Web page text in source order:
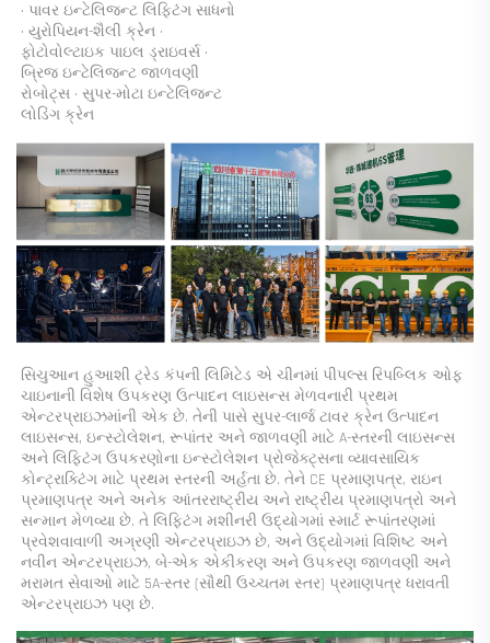
· પાવર ઇન્ટેલિજન્ટ લિફ્ટિંગ સાધનો
· યુરોપિયન-શૈલી ક્રેન ·
ફોટોવોલ્ટાઇક પાઇલ ડ્રાઇવર્સ ·
બ્રિજ ઇન્ટેલિજન્ટ જાળવણી
રોબોટ્સ · સુપર-મોટા ઇન્ટેલિજન્ટ
લોડિંગ ક્રેન
સિચુઆન હુઆશી ટ્રેડ કંપની લિમિટેડ એ ચીનમાં પીપલ્સ રિપબ્લિક ઓફ
ચાઇનાની વિશેષ ઉપકરણ ઉત્પાદન લાઇસન્સ મેળવનારી પ્રથમ
એન્ટરપ્રાઇઝમાંની એક છે. તેની પાસે સુપર-લાર્જ ટાવર ક્રેન ઉત્પાદન
લાઇસન્સ, ઇન્સ્ટોલેશન, રૂપાંતર અને જાળવણી માટે A-સ્તરની લાઇસન્સ
અને લિફ્ટિંગ ઉપકરણોના ઇન્સ્ટોલેશન પ્રોજેક્ટ્સના વ્યાવસાયિક
કોન્ટ્રાક્ટિંગ માટે પ્રથમ સ્તરની અર્હતા છે. તેને CE પ્રમાણપત્ર, રાઇન
પ્રમાણપત્ર અને અનેક આંતરરાષ્ટ્રીય અને રાષ્ટ્રીય પ્રમાણપત્રો અને
સન્માન મેળવ્યા છે. તે લિફ્ટિંગ મશીનરી ઉદ્યોગમાં સ્માર્ટ રૂપાંતરણમાં
પ્રવેશવાવાળી અગ્રણી એન્ટરપ્રાઇઝ છે, અને ઉદ્યોગમાં વિશિષ્ટ અને
નવીન એન્ટરપ્રાઇઝ, બે-એક એકીકરણ અને ઉપકરણ જાળવણી અને
મરામત સેવાઓ માટે 5A-સ્તર (સૌથી ઉચ્ચતમ સ્તર) પ્રમાણપત્ર ધરાવતી
એન્ટરપ્રાઇઝ પણ છે.